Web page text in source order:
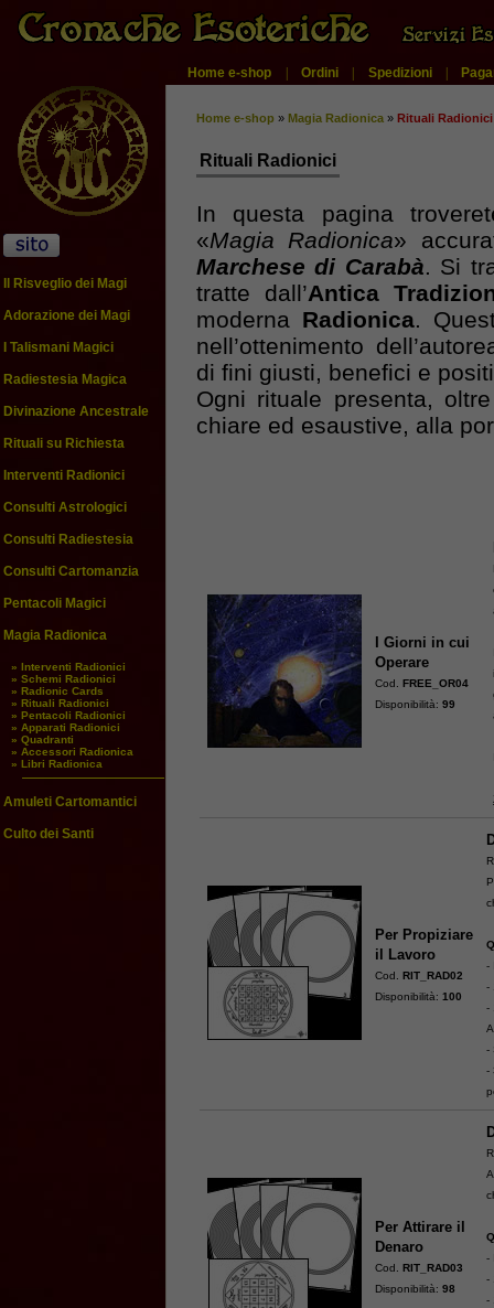
Home e-shop | Ordini | Spedizioni |
Il Risveglio dei Magi
Adorazione dei Magi
I Talismani Magici
Radiestesia Magica
Divinazione Ancestrale
Rituali su Richiesta
Interventi Radionici
Consulti Astrologici
Consulti Radiestesia
Consulti Cartomanzia
Pentacoli Magici
Magia Radionica
» Interventi Radionici
» Schemi Radionici
» Radionic Cards
» Rituali Radionici
» Pentacoli Radionici
» Apparati Radionici
» Quadranti
» Accessori Radionica
» Libri Radionica
Amuleti Cartomantici
Culto dei Santi
Home e-shop » Magia Radionica » Rituali Radionici
Rituali Radionici
In questa pagina
«Magia Radionica»
Marchese di Carabà. Si
tratte dall’Antica
moderna Radionica.
nell’ottenimento
di fini giusti, benefici e
Ogni rituale presenta,
chiare ed esaustive, alla
I Giorni in cui
Operare
Cod.FREE_OR04
Disponibilità:99
Per Propiziare
il Lavoro
Cod.RIT_RAD02
Disponibilità:100
-
-
-
-
-
Per Attirare il
Denaro
Cod.RIT_RAD03
Disponibilità:98
-
-
-